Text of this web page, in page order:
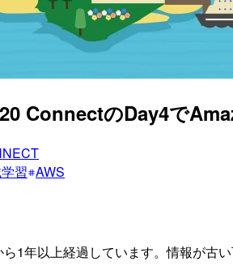
ConnectのDay4で
習 AWS
1年以上経過しています。情報が古